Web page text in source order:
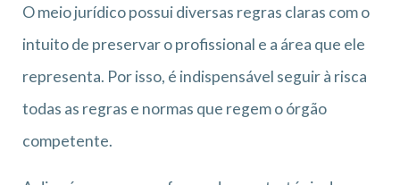
O meio jurídico possui diversas regras claras com o
intuito de preservar o profissional e a área que ele
representa. Por isso, é indispensável seguir à risca
todas as regras e normas que regem o órgão
competente.